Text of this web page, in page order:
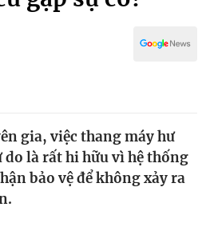
gia, việc thang máy hư
là rất hi hữu vì hệ thống
bảo vệ để không xảy ra